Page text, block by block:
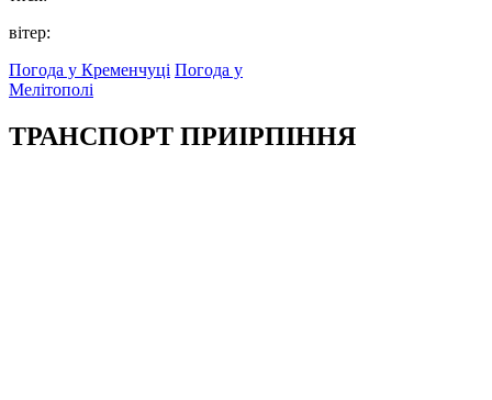
вітер:
Погода у Кременчуці Погода у
Мелітополі
ТРАНСПОРТ ПРИІРПІННЯ